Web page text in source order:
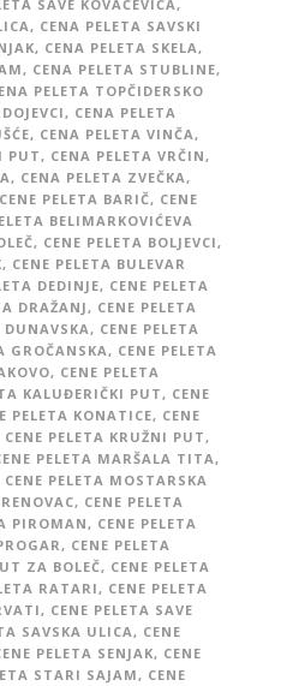
SAVE KOVAČEVIĆA,
, CENA PELETA SAVSKI
, CENA PELETA SKELA,
, CENA PELETA STUBLINE,
PELETA TOPČIDERSKO
, CENA PELETA
, CENA PELETA VINČA,
PUT, CENA PELETA VRČIN,
, CENA PELETA ZVEČKA,
CENE PELETA BARIČ, CENE
BELIMARKOVIĆEVA
, CENE PELETA BOLJEVCI,
, CENE PELETA BULEVAR
DEDINJE, CENE PELETA
DRAŽANJ, CENE PELETA
DUNAVSKA, CENE PELETA
GROČANSKA, CENE PELETA
, CENE PELETA
KALUĐERIČKI PUT, CENE
PELETA KONATICE, CENE
CENE PELETA KRUŽNI PUT,
PELETA MARŠALA TITA,
CENE PELETA MOSTARSKA
, CENE PELETA
PIROMAN, CENE PELETA
, CENE PELETA
ZA BOLEČ, CENE PELETA
RATARI, CENE PELETA
, CENE PELETA SAVE
SAVSKA ULICA, CENE
PELETA SENJAK, CENE
STARI SAJAM, CENE